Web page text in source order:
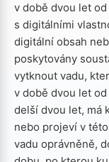
v době dvou let
s digitálními
digitální obsah
poskytovány
vytknout vadu,
v době dvou let
delší dvou let, má
nebo projeví v
vadu oprávněně,